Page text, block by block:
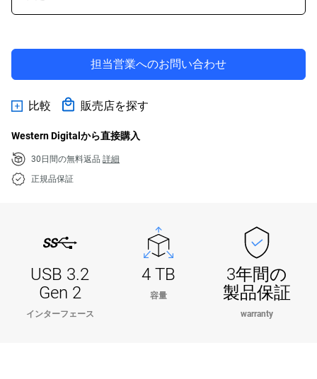
担当営業へのお問い合わせ
比較 販売店を探す
Western Digitalから直接購入
30日間の無料返品 詳細
正規品保証
USB 3.2
Gen 2
インターフェース
4 TB
容量
3年間の
製品保証
warranty